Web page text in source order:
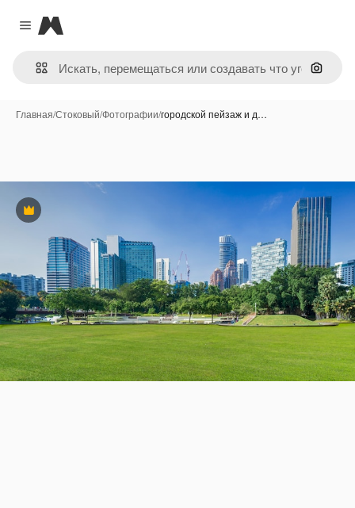
Close menu
Magnific
Поиск
Главная/Стоковый/Фотографии/городской пейзаж и д…
Премиум